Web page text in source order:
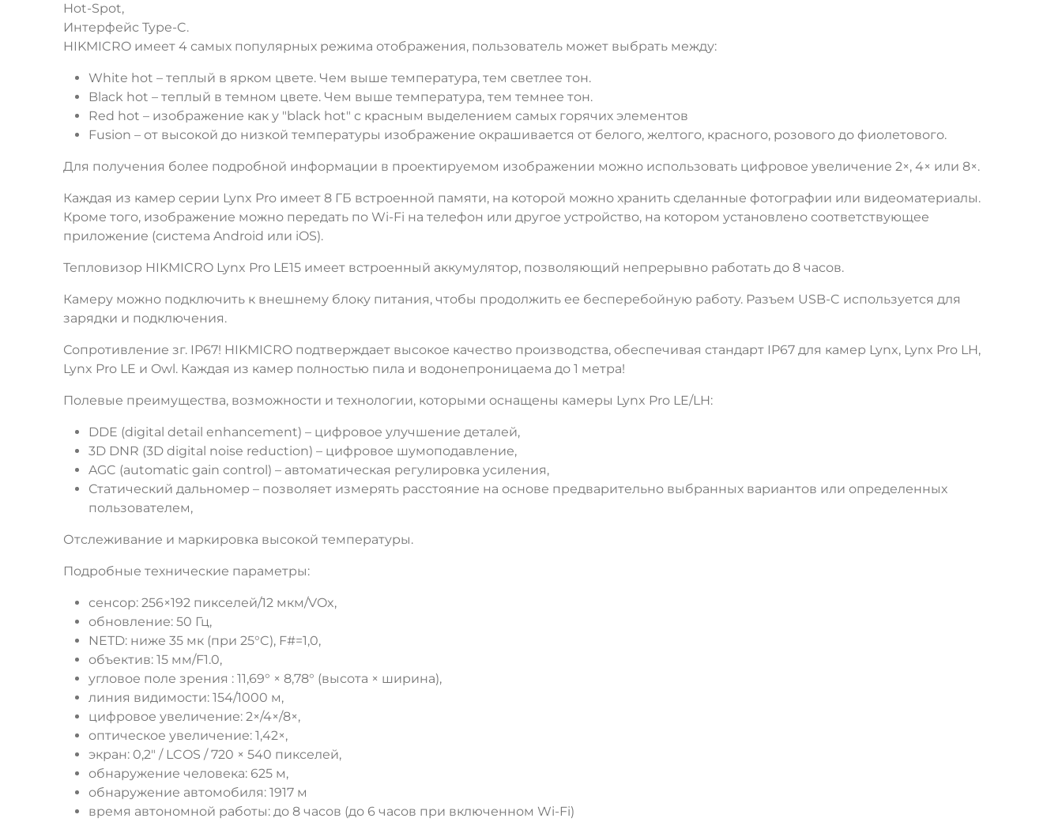
Hot-Spot,
Интерфейс Type-C.
HIKMICRO имеет 4 самых популярных режима отображения, пользователь может выбрать между:
White hot – теплый в ярком цвете. Чем выше температура, тем светлее тон.
Black hot – теплый в темном цвете. Чем выше температура, тем темнее тон.
Red hot – изображение как у "black hot" с красным выделением самых горячих элементов
Fusion – от высокой до низкой температуры изображение окрашивается от белого, желтого, красного, розового до фиолетового.
Для получения более подробной информации в проектируемом изображении можно использовать цифровое увеличение 2×, 4× или 8×.
Каждая из камер серии Lynx Pro имеет 8 ГБ встроенной памяти, на которой можно хранить сделанные фотографии или видеоматериалы.
Кроме того, изображение можно передать по Wi-Fi на телефон или другое устройство, на котором установлено соответствующее
приложение (система Android или iOS).
Тепловизор HIKMICRO Lynx Pro LE15 имеет встроенный аккумулятор, позволяющий непрерывно работать до 8 часов.
Камеру можно подключить к внешнему блоку питания, чтобы продолжить ее бесперебойную работу. Разъем USB-C используется для
зарядки и подключения.
Сопротивление зг. IP67! HIKMICRO подтверждает высокое качество производства, обеспечивая стандарт IP67 для камер Lynx, Lynx Pro LH,
Lynx Pro LE и Owl. Каждая из камер полностью пила и водонепроницаема до 1 метра!
Полевые преимущества, возможности и технологии, которыми оснащены камеры Lynx Pro LE/LH:
DDE (digital detail enhancement) – цифровое улучшение деталей,
3D DNR (3D digital noise reduction) – цифровое шумоподавление,
AGC (automatic gain control) – автоматическая регулировка усиления,
Статический дальномер – позволяет измерять расстояние на основе предварительно выбранных вариантов или определенных
пользователем,
Отслеживание и маркировка высокой температуры.
Подробные технические параметры:
сенсор: 256×192 пикселей/12 мкм/VOx,
обновление: 50 Гц,
NETD: ниже 35 мк (при 25°C), F#=1,0,
объектив: 15 мм/F1.0,
угловое поле зрения : 11,69° × 8,78° (высота × ширина),
линия видимости: 154/1000 м,
цифровое увеличение: 2×/4×/8×,
оптическое увеличение: 1,42×,
экран: 0,2" / LCOS / 720 × 540 пикселей,
обнаружение человека: 625 м,
обнаружение автомобиля: 1917 м
время автономной работы: до 8 часов (до 6 часов при включенном Wi-Fi)
ДА НЕТ